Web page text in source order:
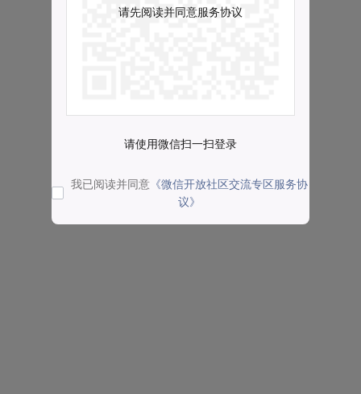
请先阅读并同意服务协议
请使用微信扫一扫登录
我已阅读并同意 《微信开放社区交流专区服务协
议》